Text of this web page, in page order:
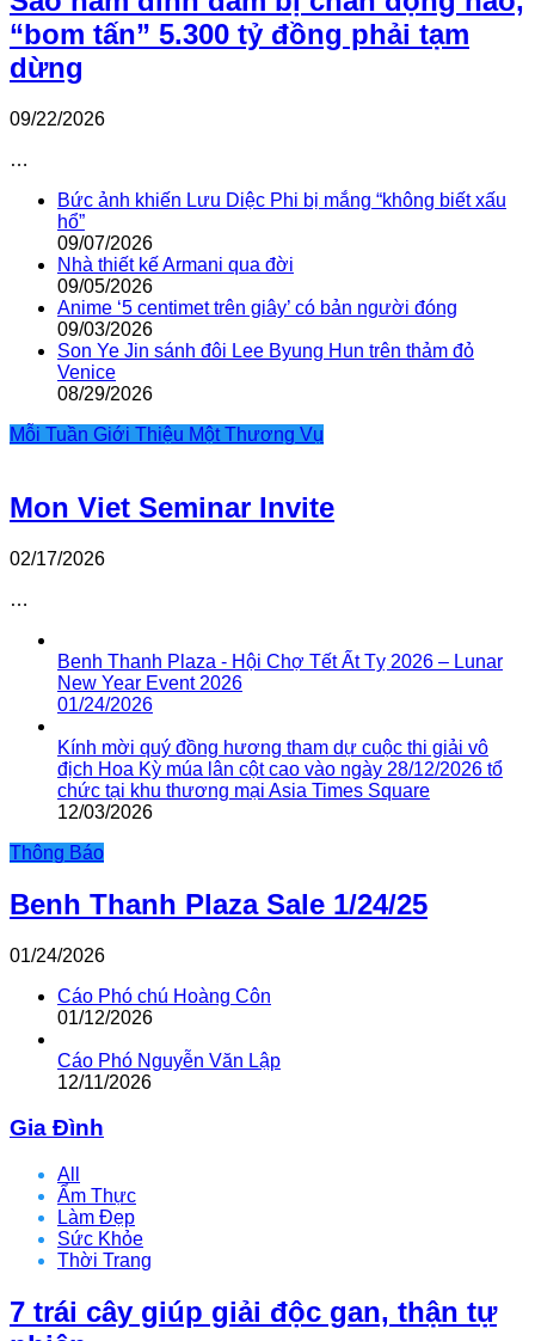
“bom tấn” 5.300 tỷ đồng phải tạm
dừng
09/22/2026
…
Bức ảnh khiến Lưu Diệc Phi bị mắng “không biết xấu
hổ”
09/07/2026
Nhà thiết kế Armani qua đời
09/05/2026
Anime ‘5 centimet trên giây’ có bản người đóng
09/03/2026
Son Ye Jin sánh đôi Lee Byung Hun trên thảm đỏ
Venice
08/29/2026
Mỗi Tuần Giới Thiệu Một Thương Vụ
Mon Viet Seminar Invite
02/17/2026
…
Benh Thanh Plaza - Hội Chợ Tết Ất Tỵ 2026 – Lunar
New Year Event 2026
01/24/2026
Kính mời quý đồng hương tham dự cuộc thi giải vô
địch Hoa Kỳ múa lân cột cao vào ngày 28/12/2026 tổ
chức tại khu thương mại Asia Times Square
12/03/2026
Thông Báo
Benh Thanh Plaza Sale 1/24/25
01/24/2026
Cáo Phó chú Hoàng Côn
01/12/2026
Cáo Phó Nguyễn Văn Lập
12/11/2026
Gia Đình
All
Ẩm Thực
Làm Đẹp
Sức Khỏe
Thời Trang
7 trái cây giúp giải độc gan, thận tự